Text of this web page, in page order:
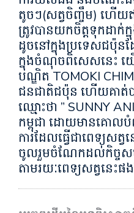
តូចៗ(សត្វចិញ្ចឹម) ហើយ
ត្រូវបានយកចិត្តទុកដាក់
ដូចនៅក្នុងប្រទេសជប៉ុនដ
ក្នុងចំណុចពិសេសនេះ យ
បណ្ឌិត TOMOKI
ជនជាតិជប៉ុន ហើយគាត់ប
ឈ្មោះថា ” SUNNY
កម្ពុជា ដោយមានគោ
ការដែលធ្វើជាពេទ្យសត្
ចូលរួមចំណែកដល់កិច្ចសហ
តាមរយៈពេទ្យសត្វនេះផ